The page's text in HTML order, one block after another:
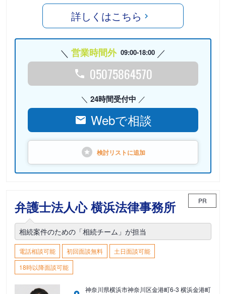
詳しくはこちら
営業時間外 09:00-18:00
05075864570
24時間受付中
Webで相談
検討リストに追加
弁護士法人心 横浜法律事務所 PR
相続案件のための「相続チーム」が担当
電話相談可能 初回面談無料
土日面談可能
18時以降面談可能
神奈川県横浜市神奈川区金港町6-3 横浜金港町